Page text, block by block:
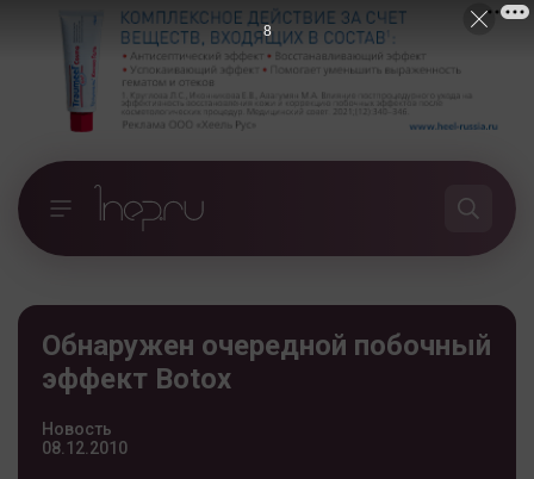
Обнаружен очередной побочный
эффект Botox
Новость
08.12.2010
7